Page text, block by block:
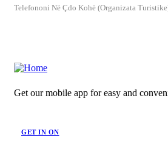
Telefononi Në Çdo Kohë (Organizata
Get our mobile app for easy and
GET IN ON